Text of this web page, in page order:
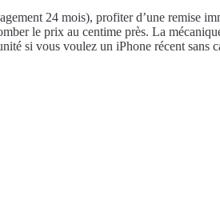
24 mois), profiter d’une remise
le prix au centime près. La
si vous voulez un iPhone récent sans